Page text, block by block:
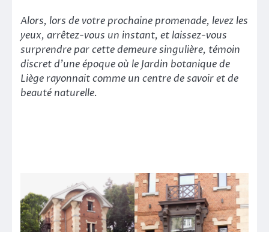
Alors, lors de votre prochaine promenade, levez les
yeux, arrêtez-vous un instant, et laissez-vous
surprendre par cette demeure singulière, témoin
discret d’une époque où le Jardin botanique de
Liège rayonnait comme un centre de savoir et de
beauté naturelle.